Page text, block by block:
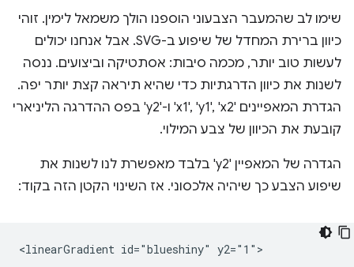
שימו לב שהמעבר הצבעוני הוספנו הולך משמאל לימין. זוהי
כיוון ברירת המחדל של שיפוע ב-SVG. אבל אנחנו יכולים
לעשות טוב יותר, מכמה סיבות: אסתטיקה וביצועים. ננסה
לשנות את כיוון הדרגתיות כדי שהיא תיראה קצת יותר יפה.
הגדרת המאפיינים 'x1', 'y1', 'x2' ו-'y2' בפס ההדרגה הליניארי
קובעת את הכיוון של צבע המילוי.
הגדרה של המאפיין 'y2' בלבד מאפשרת לנו לשנות את
שיפוע הצבע כך שיהיה אלכסוני. אז השינוי הקטן הזה בקוד: